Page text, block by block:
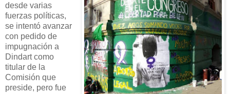
desde varias
fuerzas políticas,
se intentó avanzar
con pedido de
impugnación a
Dindart como
titular de la
Comisión que
preside, pero fue